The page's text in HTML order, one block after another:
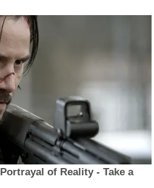
of Reality - Take a